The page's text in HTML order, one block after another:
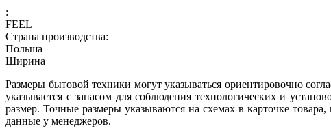
:
FEEL
Страна производства:
Польша
Ширина
Размеры бытовой техники могут указываться ориентировочно
указывается с запасом для соблюдения технологических и
размер. Точные размеры указываются на схемах в карточке
данные у менеджеров.